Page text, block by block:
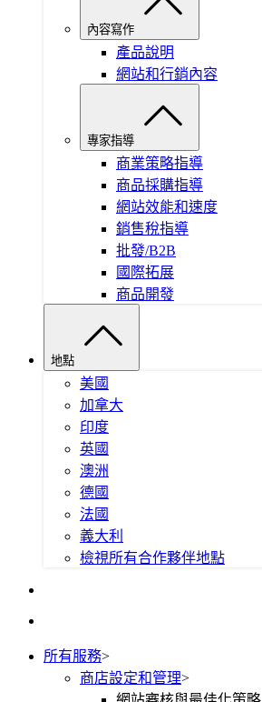
內容寫作
產品說明
網站和行銷內容
專家指導
商業策略指導
商品採購指導
網站效能和速度
銷售稅指導
批發/B2B
國際拓展
商品開發
地點
美國
加拿大
印度
英國
澳洲
德國
法國
義大利
檢視所有合作夥伴地點
所有服務>
商店設定和管理>